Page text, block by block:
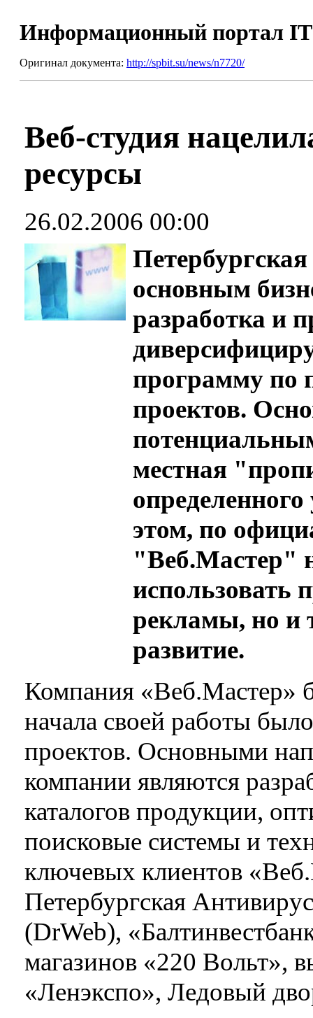
Информационный портал
Оригинал документа: http://spbit.su/news/n7720/
Веб-студия
ресурсы
26.02.2006 00:00
основным
разработка и
программу по
проектов.
местная
этом, по
"Веб.Мастер"
использовать
рекламы, но и
развитие.
Компания «Веб.Мастер»
начала своей работы
проектов. Основными
компании являются
каталогов продукции,
поисковые системы и
ключевых клиентов
Петербургская
(DrWeb),
магазинов «220 Вольт»,
«Ленэкспо», Ледовый